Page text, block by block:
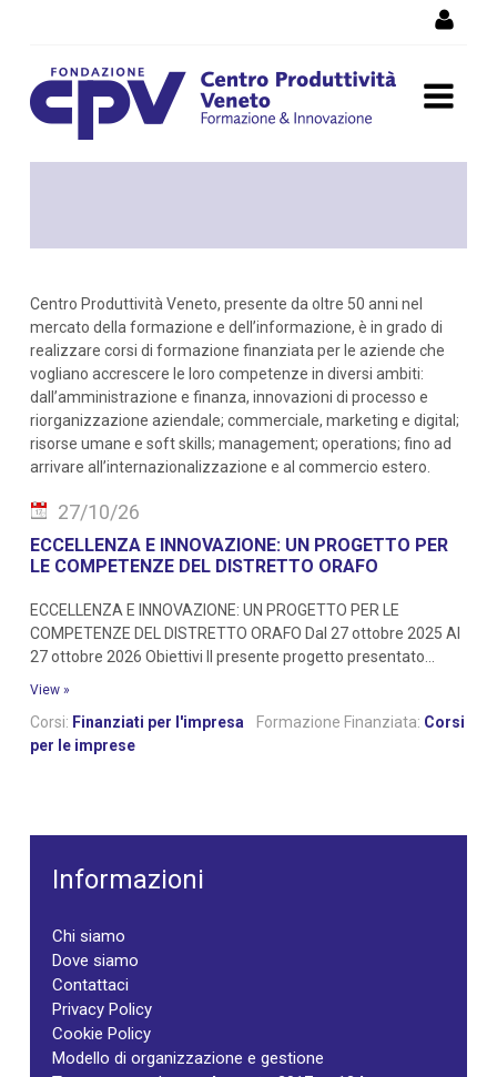
Centro Produttività Veneto, presente da oltre 50 anni nel
mercato della formazione e dell’informazione, è in grado di
realizzare corsi di formazione finanziata per le aziende che
vogliano accrescere le loro competenze in diversi ambiti:
dall’amministrazione e finanza, innovazioni di processo e
riorganizzazione aziendale; commerciale, marketing e digital;
risorse umane e soft skills; management; operations; fino ad
arrivare all’internazionalizzazione e al commercio estero.
ECCELLENZA E INNOVAZIONE: UN PROGETTO PER
LE COMPETENZE DEL DISTRETTO ORAFO
ECCELLENZA E INNOVAZIONE: UN PROGETTO PER LE
COMPETENZE DEL DISTRETTO ORAFO Dal 27 ottobre 2025 Al
27 ottobre 2026 Obiettivi Il presente progetto presentato...
View »
Corsi: Finanziati per l'impresa Formazione Finanziata: Corsi
per le imprese
27/10/26
Informazioni
Chi siamo
Dove siamo
Contattaci
Privacy Policy
Cookie Policy
Modello di organizzazione e gestione